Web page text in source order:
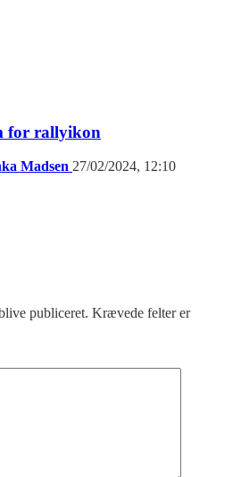
for rallyikon
Madsen 27/02/2024, 12:10
publiceret. Krævede felter er